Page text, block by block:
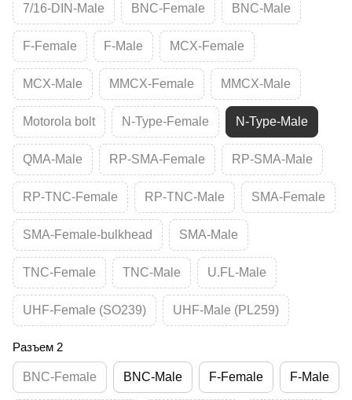
7/16-DIN-Male BNC-Female BNC-Male
F-Female F-Male MCX-Female
MCX-Male MMCX-Female MMCX-Male
Motorola bolt N-Type-Female N-Type-Male
QMA-Male RP-SMA-Female RP-SMA-Male
RP-TNC-Female RP-TNC-Male SMA-Female
SMA-Female-bulkhead SMA-Male
TNC-Female TNC-Male U.FL-Male
UHF-Female (SO239) UHF-Male (PL259)
Разъем 2
BNC-Female BNC-Male F-Female F-Male